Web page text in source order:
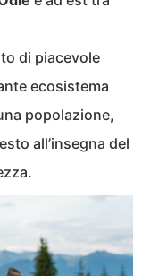
di piacevole
ecosistema
popolazione,
all’insegna del